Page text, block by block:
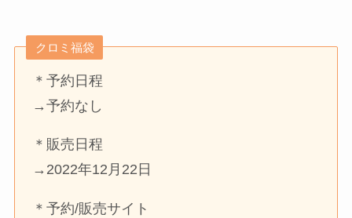
クロミ福袋
＊予約日程
→予約なし
＊販売日程
→2022年12月22日
＊予約/販売サイト